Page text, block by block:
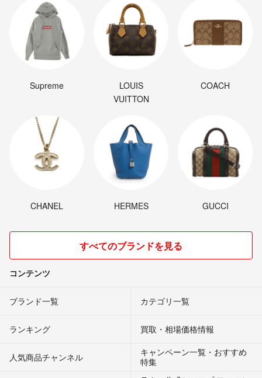
Supreme
LOUIS
VUITTON
COACH
CHANEL HERMES GUCCI
すべてのブランドを見る
コンテンツ
ブランド一覧 カテゴリ一覧
ランキング 買取・相場価格情報
人気商品チャンネル
キャンペーン一覧・おすすめ
特集